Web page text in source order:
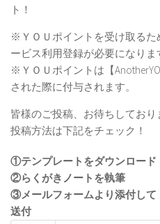
ト！
※ＹＯＵポイントを受け取るた
ービス利用登録が必要になりま
※ＹＯＵポイントは【
された際に付与されます。
皆様のご投稿、お待ちしており
投稿方法は下記をチェック！
①テンプレートをダウンロード
②らくがきノートを執筆
③メールフォームより添付して
送付